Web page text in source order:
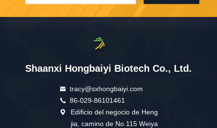
Shaanxi Hongbaiyi Biotech Co., Ltd.
tracy@sxhongbaiyi.com
86-029-86101461
Edificio del negocio de Heng
jia, camino de No.115 Weiya